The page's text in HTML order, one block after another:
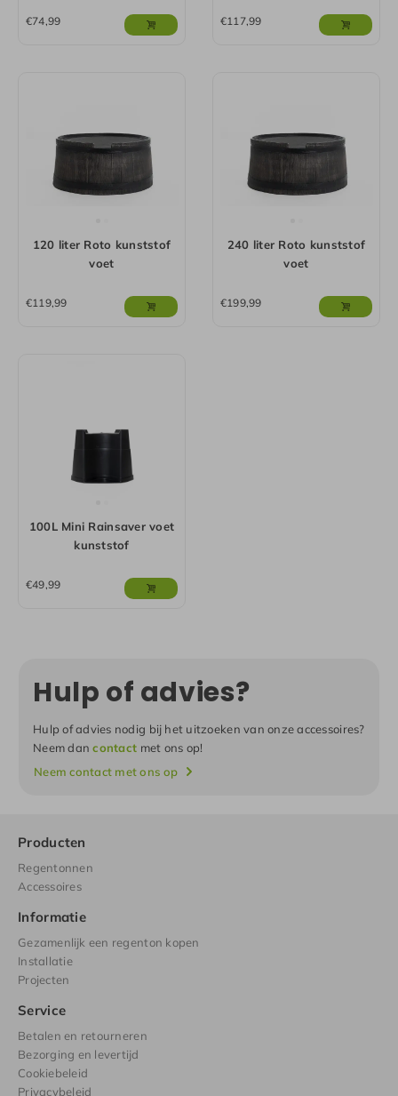
€74,99 €117,99
120 liter Roto kunststof
voet
€119,99
240 liter Roto kunststof
voet
€199,99
100L Mini Rainsaver voet
kunststof
€49,99
Hulp of advies?
Hulp of advies nodig bij het uitzoeken van onze accessoires?
Neem dancontact met ons op!
Neem contact met ons op
Producten
Regentonnen
Accessoires
Informatie
Gezamenlijk een regenton kopen
Installatie
Projecten
Service
Betalen en retourneren
Bezorging en levertijd
Cookiebeleid
Privacybeleid